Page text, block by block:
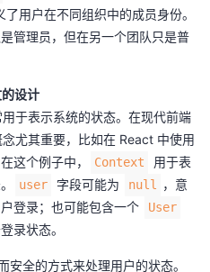
了用户在不同组织中的成员身份。
管理员，但在另一个团队只是普
设计
于表示系统的状态。在现代前端
尤其重要，比如在 React 中使用
这个例子中，
Context
用于表
user 字段可能为 null
，意
登录；也可能包含一个
User
录状态。
全的方式来处理用户的状态。